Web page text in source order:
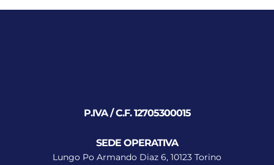
P.IVA / C.F. 12705300015
SEDE OPERATIVA
Lungo Po Armando Diaz 6, 10123 Torino